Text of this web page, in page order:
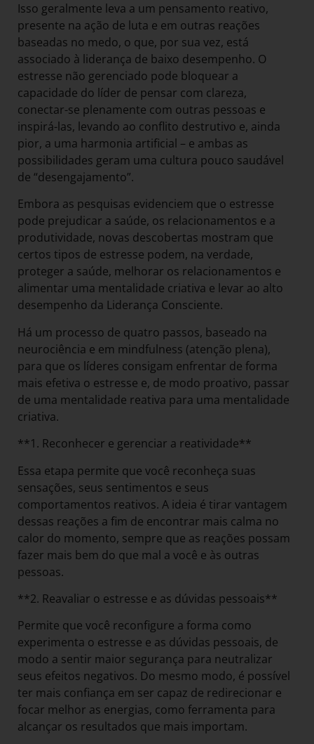
Isso geralmente leva a um pensamento reativo,
presente na ação de luta e em outras reações
baseadas no medo, o que, por sua vez, está
associado à liderança de baixo desempenho. O
estresse não gerenciado pode bloquear a
capacidade do líder de pensar com clareza,
conectar-se plenamente com outras pessoas e
inspirá-las, levando ao conflito destrutivo e, ainda
pior, a uma harmonia artificial – e ambas as
possibilidades geram uma cultura pouco saudável
de “desengajamento”.
Embora as pesquisas evidenciem que o estresse
pode prejudicar a saúde, os relacionamentos e a
produtividade, novas descobertas mostram que
certos tipos de estresse podem, na verdade,
proteger a saúde, melhorar os relacionamentos e
alimentar uma mentalidade criativa e levar ao alto
desempenho da Liderança Consciente.
Há um processo de quatro passos, baseado na
neurociência e em mindfulness (atenção plena),
para que os líderes consigam enfrentar de forma
mais efetiva o estresse e, de modo proativo, passar
de uma mentalidade reativa para uma mentalidade
criativa.
**1. Reconhecer e gerenciar a reatividade**
Essa etapa permite que você reconheça suas
sensações, seus sentimentos e seus
comportamentos reativos. A ideia é tirar vantagem
dessas reações a fim de encontrar mais calma no
calor do momento, sempre que as reações possam
fazer mais bem do que mal a você e às outras
pessoas.
**2. Reavaliar o estresse e as dúvidas pessoais**
Permite que você reconfigure a forma como
experimenta o estresse e as dúvidas pessoais, de
modo a sentir maior segurança para neutralizar
seus efeitos negativos. Do mesmo modo, é possível
ter mais confiança em ser capaz de redirecionar e
focar melhor as energias, como ferramenta para
alcançar os resultados que mais importam.